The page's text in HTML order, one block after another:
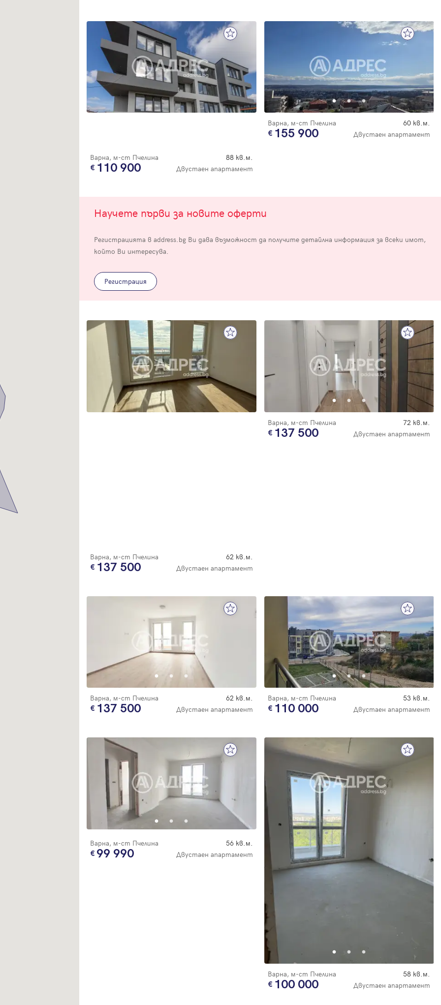
Варна, м-ст Пчелина 88 кв.м.
110 900 Двустаен апартамент
Варна, м-ст Пчелина 60 кв.м.
155 900 Двустаен апартамент
Научете първи за новите оферти
Регистрацията в address.bg Ви дава възможност да получите детайлна информация за всеки имот,
който Ви интересува.
Регистрация
Варна, м-ст Пчелина 62 кв.м.
137 500 Двустаен апартамент
Варна, м-ст Пчелина 72 кв.м.
137 500 Двустаен апартамент
Варна, м-ст Пчелина 62 кв.м.
137 500 Двустаен апартамент
Варна, м-ст Пчелина 53 кв.м.
110 000 Двустаен апартамент
Варна, м-ст Пчелина 56 кв.м.
99 990 Двустаен апартамент
Варна, м-ст Пчелина 58 кв.м.
100 000 Двустаен апартамент
Благодарим ви! Проверете имейл адрес си, за да активирате
Благодарим ви! Очаквайте скоро да се свържем с вас!
Продължи с Facebook
или влезте с имейл
Парола